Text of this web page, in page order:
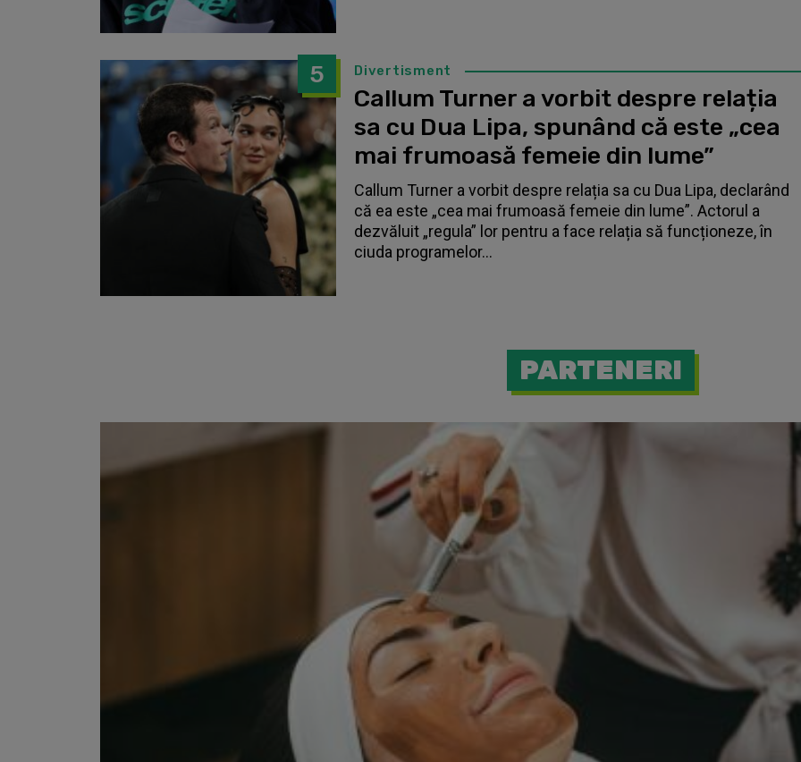
5 Divertisment
Callum Turner a vorbit despre relația
sa cu Dua Lipa, spunând că este „cea
mai frumoasă femeie din lume”
Callum Turner a vorbit despre relația sa cu Dua Lipa, declarând
că ea este „cea mai frumoasă femeie din lume”. Actorul a
dezvăluit „regula” lor pentru a face relația să funcționeze, în
ciuda programelor...
PARTENERI